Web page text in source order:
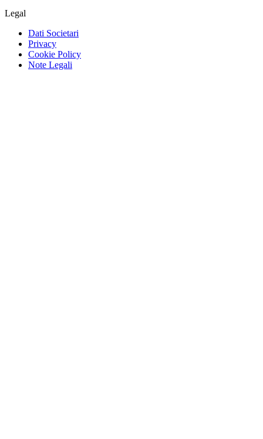
Legal
Dati Societari
Privacy
Cookie Policy
Note Legali